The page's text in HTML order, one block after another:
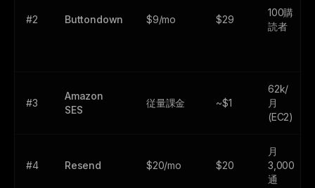
#2 Buttondown $9/mo $29
100購
読者
#3
Amazon
SES
従量課金 ~$1
62k/
月
(EC2)
#4 Resend $20/mo $20
月
3,000
通